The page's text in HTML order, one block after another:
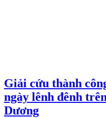
Giải cứu thành
ngày lênh đênh
Dương